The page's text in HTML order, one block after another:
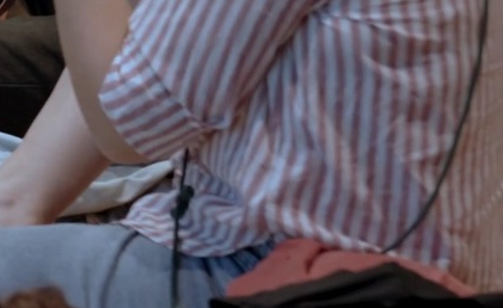
e accessibilitàBiglietti